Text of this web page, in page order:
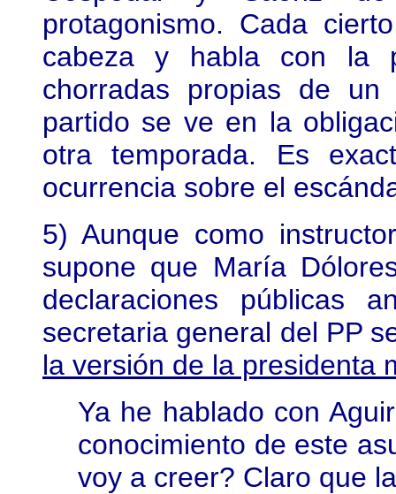
protagonismo. Cada
cabeza y habla con la
chorradas propias de un
partido se ve en la
otra temporada. Es
ocurrencia sobre el
5) Aunque como
supone que María
declaraciones públicas
secretaria general del PP
la versión de la presidenta
Ya he hablado con
conocimiento de este
voy a creer? Claro que